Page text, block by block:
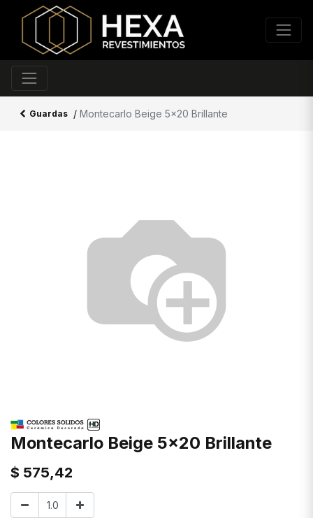
Guardas / Montecarlo Beige 5x20 Brillante
Montecarlo Beige 5x20 Brillante
$ 575,42